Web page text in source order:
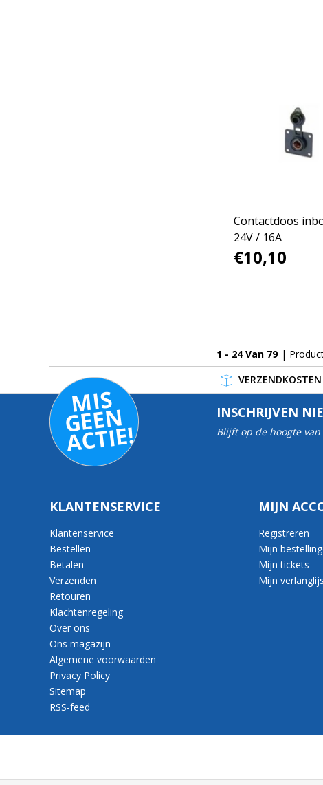
Contactdoos
24V / 16A
€10,10
1 - 24 Van 79 |
MI
S
G
E
E
N
A
C
TI
E!
INSCHRIJVEN
Blijft op de hoogte
KLANTENSERVICE
Klantenservice
Bestellen
Betalen
Verzenden
Retouren
Klachtenregeling
Over ons
Ons magazijn
Algemene voorwaarden
Privacy Policy
Sitemap
RSS-feed
MIJN
Registreren
Mijn
Mijn tickets
Mijn